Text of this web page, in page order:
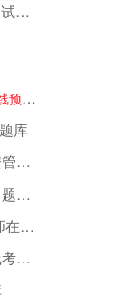
2023年一建安管人员B证测试试题
2022年云南注册一级建造师在线预习题
库
吉林省长春建筑施工企业安管人员在线模拟模拟题库
河南郑州一级建造师模拟习题绝密题库
2021年宁夏银川一级建造师在线模拟考试题库
海南省海口监理工程师在线考试历年真题跟测试